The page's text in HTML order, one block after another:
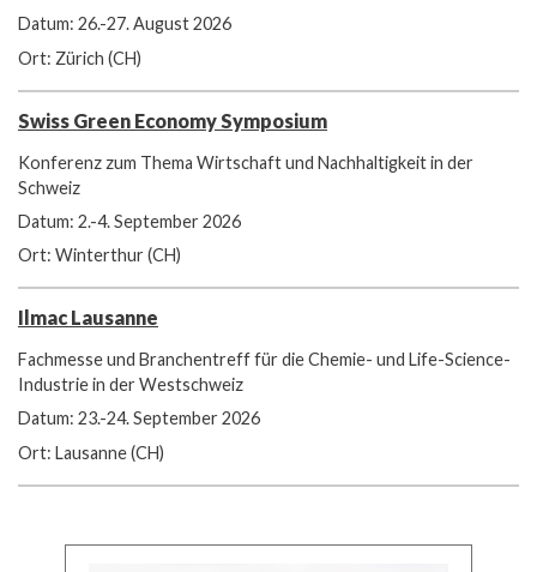
Datum: 26.-27. August 2026
Ort: Zürich (CH)
Swiss Green Economy Symposium
Konferenz zum Thema Wirtschaft und Nachhaltigkeit in der
Schweiz
Datum: 2.-4. September 2026
Ort: Winterthur (CH)
Ilmac Lausanne
Fachmesse und Branchentreff für die Chemie- und Life-Science-
Industrie in der Westschweiz
Datum: 23.-24. September 2026
Ort: Lausanne (CH)